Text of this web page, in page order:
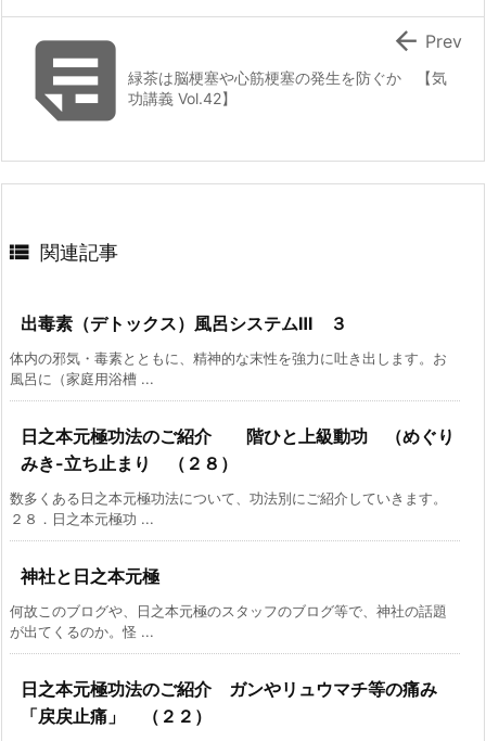
緑茶は脳梗塞や心筋梗塞の発生を防ぐか 【気
功講義 Vol.42】
 Prev
 関連記事
出毒素（デトックス）風呂システムⅢ ３
体内の邪気・毒素とともに、精神的な末性を強力に吐き出します。お
風呂に（家庭用浴槽 ...
日之本元極功法のご紹介 階ひと上級動功 （めぐり
みき-立ち止まり （２８）
数多くある日之本元極功法について、功法別にご紹介していきます。
２８．日之本元極功 ...
神社と日之本元極
何故このブログや、日之本元極のスタッフのブログ等で、神社の話題
が出てくるのか。怪 ...
日之本元極功法のご紹介 ガンやリュウマチ等の痛み
「戻戻止痛」 （２２）